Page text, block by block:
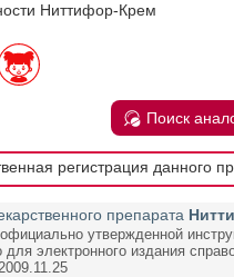
Ниттифор-Крем
Поиск
регистрация данного
препарата
утвержденной
для электронного издания